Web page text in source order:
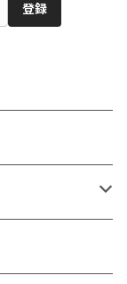
登録